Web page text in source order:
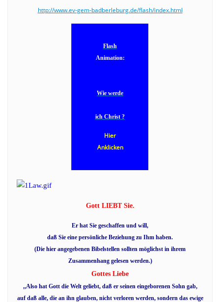
http://www.ev-gem-badberleburg.de/flash/index.html
Flash
Animation:
Wie werde
ich Christ ?
Hier
Anklicken
Gott LIEBT Sie.
Er hat Sie geschaffen und will,
daß Sie eine persönliche Beziehung zu Ihm haben.
(Die hier angegebenen Bibelstellen sollten möglichst in ihrem
Zusammenhang gelesen werden.)
Gottes Liebe
,,Also hat Gott die Welt geliebt, daß er seinen eingeborenen Sohn gab,
auf daß alle, die an ihn glauben, nicht verloren werden, sondern das ewige